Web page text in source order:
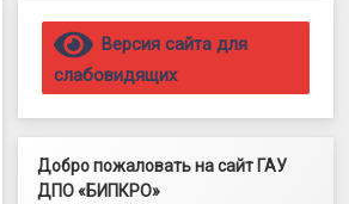
Правый сайдбар
Версия сайта для
слабовидящих
Добро пожаловать на сайт ГАУ
ДПО «БИПКРО»